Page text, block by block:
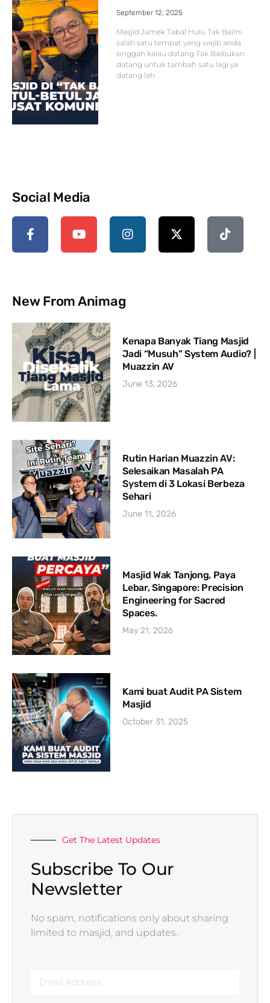
September 12, 2025
Masjid Jamek Tabal Hulu Tak BaiIni
salah satu tempat yang wajib anda
singgah kalau datang Tak Baibukan
datang untuk tambah satu lagi ya
datang lah
Social Media
New From Animag
Kenapa Banyak Tiang Masjid
Jadi “Musuh” System Audio? |
Muazzin AV
June 13, 2026
Rutin Harian Muazzin AV:
Selesaikan Masalah PA
System di 3 Lokasi Berbeza
Sehari
June 11, 2026
Masjid Wak Tanjong, Paya
Lebar, Singapore: Precision
Engineering for Sacred
Spaces.
May 21, 2026
Kami buat Audit PA Sistem
Masjid
October 31, 2025
Get The Latest Updates
Subscribe To Our
Newsletter
No spam, notifications only about sharing
limited to masjid, and updates.